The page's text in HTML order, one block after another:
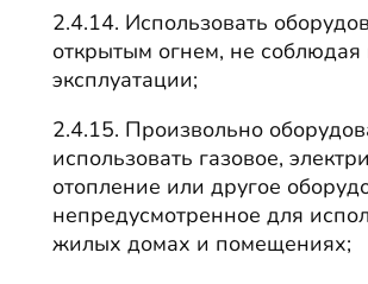
2.4.14. Использовать
открытым огнем, не соблюдая
эксплуатации;
2.4.15. Произвольно
использовать газовое,
отопление или другое
непредусмотренное для
жилых домах и помещениях;